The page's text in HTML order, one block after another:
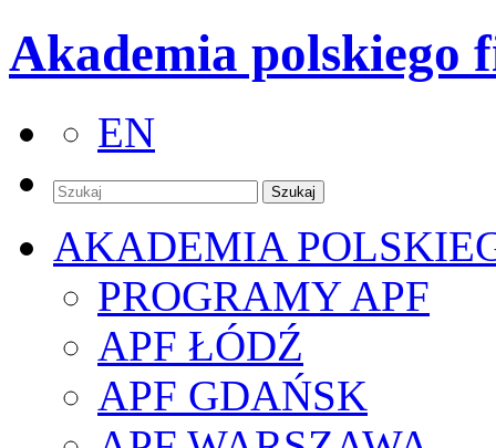
Akademia polskiego
EN
AKADEMIA
PROGRAMY APF
APF ŁÓDŹ
APF GDAŃSK